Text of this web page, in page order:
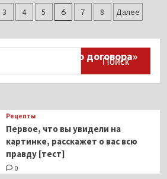
3 4 5 6 7 8 Далее
восстают против
договора»
Рецепты
Первое, что вы увидели на
картинке, расскажет о вас всю
правду [тест]
0